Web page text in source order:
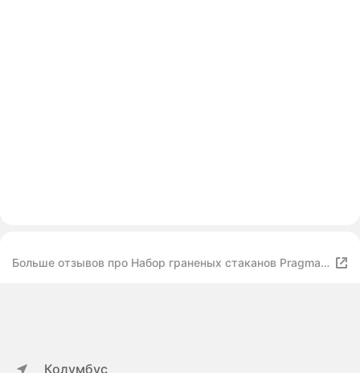
Больше отзывов про Набор граненых стаканов Pragma
Колумбус